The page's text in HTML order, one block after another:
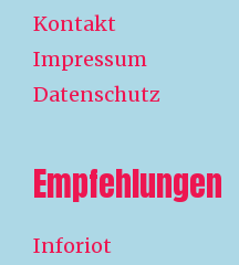
Kontakt
Impressum
Datenschutz
Empfehlungen
Inforiot